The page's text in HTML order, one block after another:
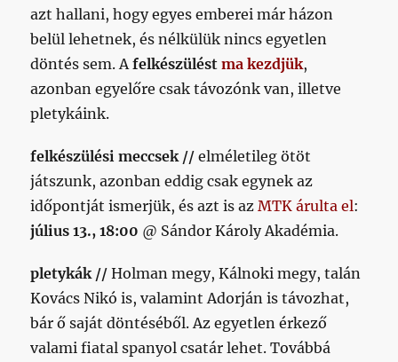
című
azt hallani, hogy egyes emberei már házon
belül lehetnek, és nélkülük nincs egyetlen
döntés sem. Afelkészüléstma kezdjük,
azonban egyelőre csak távozónk van, illetve
pletykáink.
felkészülési meccsek // elméletileg ötöt
játszunk, azonban eddig csak egynek az
időpontját ismerjük, és azt is azMTK árulta el:
július 13., 18:00 @ Sándor Károly Akadémia.
pletykák // Holman megy, Kálnoki megy, talán
Kovács Nikó is, valamint Adorján is távozhat,
bár ő saját döntéséből. Az egyetlen érkező
valami fiatal spanyol csatár lehet. Továbbá